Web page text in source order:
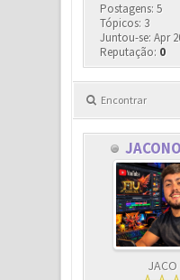
Postagens: 5
Tópicos: 3
Juntou-se: Apr
Reputação: 0
Encontrar
JACO